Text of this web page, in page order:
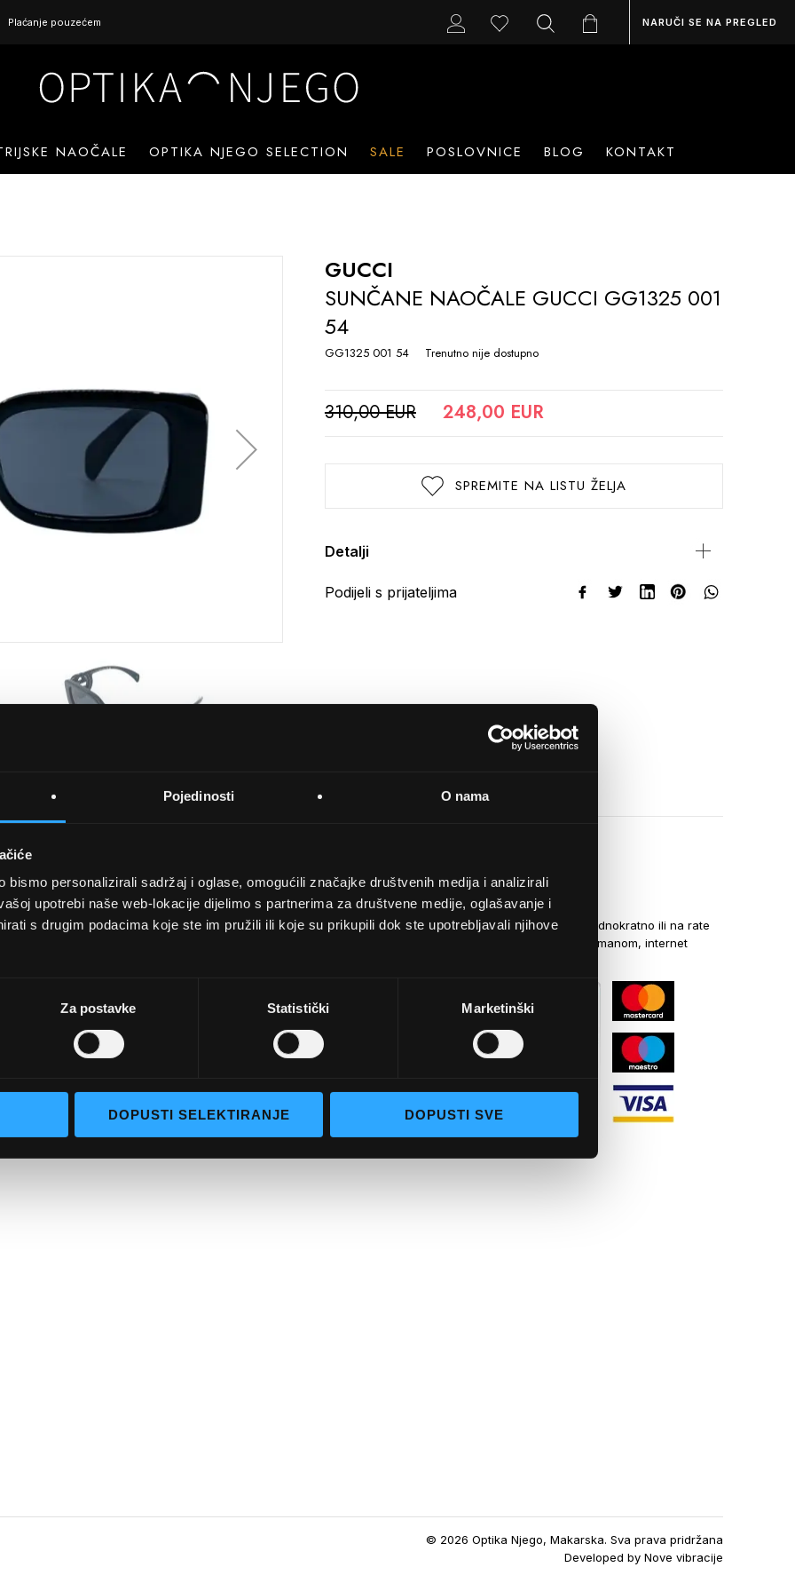
Pojedinosti O nama
bismo personalizirali sadržaj i oglase, omogućili značajke društvenih medija i analizirali
upotrebi naše web-lokacije dijelimo s partnerima za društvene medije, oglašavanje i
s drugim podacima koje ste im pružili ili koje su prikupili dok ste upotrebljavali njihove
Za postavke Statistički Marketinški
DOPUSTI SELEKTIRANJE DOPUSTI SVE
Plaćanje pouzećem NARUČI SE NA PREGLED
NAOČALE OPTIKA NJEGO SELECTION SALE POSLOVNICE BLOG KONTAKT
GUCCI
SUNČANE NAOČALE GUCCI GG1325 001
54
GG1325 001 54 Trenutno nije dostupno
248,00 EUR
310,00 EUR
SPREMITE NA LISTU ŽELJA
Detalji
Podijeli s prijateljima
selection
UVJETI KUPNJE
Opći uvjeti poslovanja
Napredno pretraživanje
Narudžbe i povrati
NAČINI PLAĆANJA
Kreditnim karticama jednokratno ili na rate
općom uplatnicom, virmanom, internet
© 2026 Optika Njego, Makarska. Sva prava pridržana
Developed byNove vibracije